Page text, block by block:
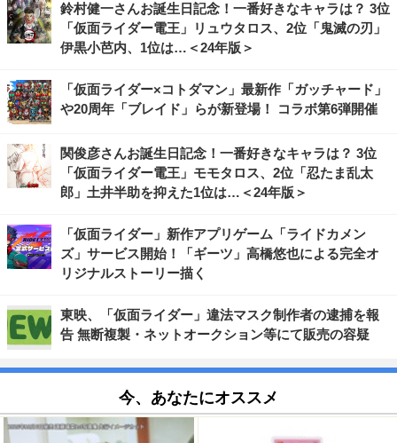
鈴村健一さんお誕生日記念！一番好きなキャラは？ 3位
「仮面ライダー電王」リュウタロス、2位「鬼滅の刃」
伊黒小芭内、1位は…＜24年版＞
「仮面ライダー×コトダマン」最新作「ガッチャード」
や20周年「ブレイド」らが新登場！ コラボ第6弾開催
関俊彦さんお誕生日記念！一番好きなキャラは？ 3位
「仮面ライダー電王」モモタロス、2位「忍たま乱太
郎」土井半助を抑えた1位は…＜24年版＞
「仮面ライダー」新作アプリゲーム「ライドカメン
ズ」サービス開始！「ギーツ」高橋悠也による完全オ
リジナルストーリー描く
東映、「仮面ライダー」違法マスク制作者の逮捕を報
告 無断複製・ネットオークション等にて販売の容疑
今、あなたにオススメ